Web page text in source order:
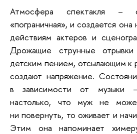
Атмосфера спектакля –
«пограничная», и создается она
действиям актеров и
Дрожащие струнные
детским пением, отсылающим к
создают напряжение.
в зависимости от музыки
настолько, что муж не
ни повернуть, то оживает и
Этим она напоминает